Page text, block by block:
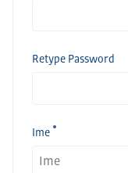
Retype Password
Ime